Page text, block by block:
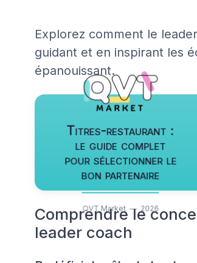
Explorez comment le
guidant et en inspirant les
épanouissant.
Titres-restaurant :
le guide complet
pour sélectionner le
bon partenaire
QVT Market — 2026
Comprendre le
leader coach